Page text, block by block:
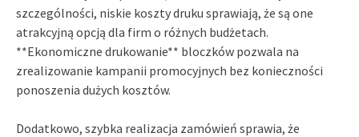
szczególności, niskie koszty druku sprawiają, że są one
atrakcyjną opcją dla firm o różnych budżetach.
**Ekonomiczne drukowanie** bloczków pozwala na
zrealizowanie kampanii promocyjnych bez konieczności
ponoszenia dużych kosztów.
Dodatkowo, szybka realizacja zamówień sprawia, że